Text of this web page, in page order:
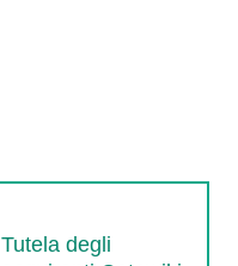
Tutela degli